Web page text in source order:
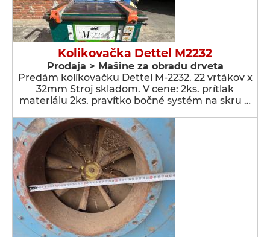
Kolikovačka Dettel M2232
Prodaja > Мašine za obradu drveta
Predám kolíkovačku Dettel M-2232. 22 vrtákov x
32mm Stroj skladom. V cene: 2ks. prítlak
materiálu 2ks. pravítko bočné systém na skru …